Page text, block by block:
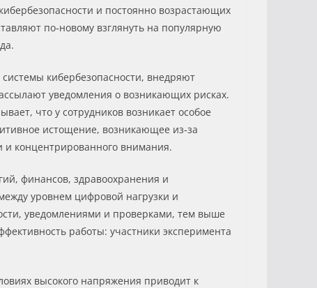
и постоянно возрастающих
по‑новому взглянуть на популярную
кибербезопасности, внедряют
уведомления о возникающих рисках.
что у сотрудников возникает особое
истощение, возникающее из‑за
концентрированного внимания.
финансов, здравоохранения и
уровнем цифровой нагрузки и
уведомлениями и проверками, тем выше
работы: участники эксперимента
высокого напряжения приводит к